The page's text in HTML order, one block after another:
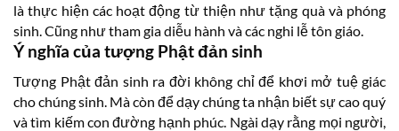
là thực hiện các hoạt động từ thiện như tặng quà và phóng
sinh. Cũng như tham gia diễu hành và các nghi lễ tôn giáo.
Ý nghĩa của tượng Phật đản sinh
Tượng Phật đản sinh ra đời không chỉ để khơi mở tuệ giác
cho chúng sinh. Mà còn để dạy chúng ta nhận biết sự cao quý
và tìm kiếm con đường hạnh phúc. Ngài dạy rằng mọi người,